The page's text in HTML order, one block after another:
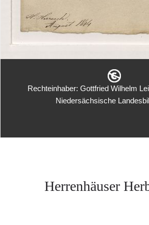
Rechteinhaber: Gottfried Wilhelm
Niedersächsische
Herrenhäuser